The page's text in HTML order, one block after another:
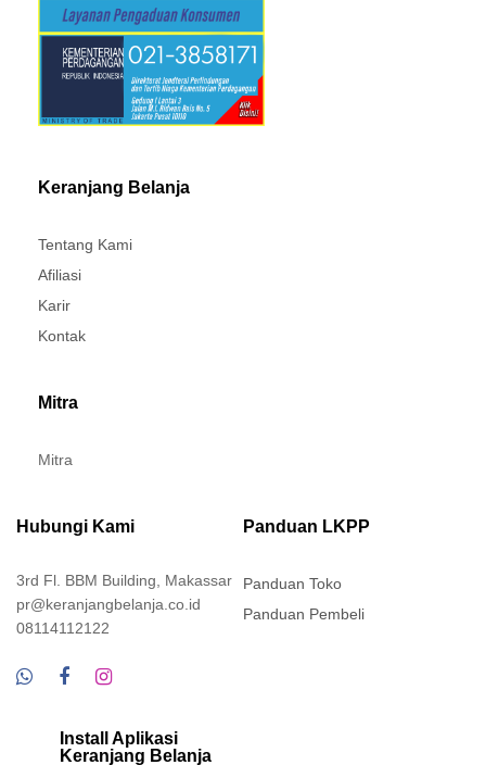
Keranjang Belanja
Tentang Kami
Afiliasi
Karir
Kontak
Mitra
Mitra
Hubungi Kami
3rd Fl. BBM Building, Makassar
pr@keranjangbelanja.co.id
08114112122
Panduan LKPP
Panduan Toko
Panduan Pembeli
Install Aplikasi
Keranjang Belanja